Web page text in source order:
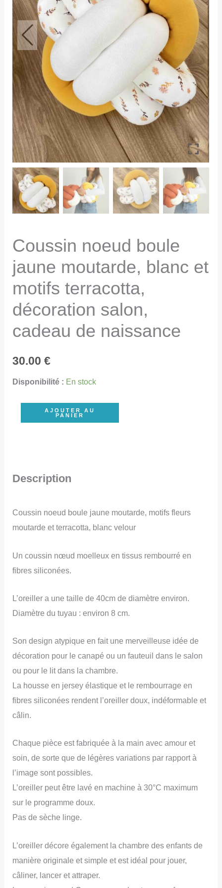
Coussin noeud boule
jaune moutarde, blanc et
motifs terracotta,
décoration salon,
cadeau de naissance
30.00€
Disponibilité : En stock
de
jaune
blanc
et
terracotta,
décoration
cadeau
de
AJOUTER AU
PANIER
Description
Coussin noeud boule jaune moutarde, motifs fleurs
moutarde et terracotta, blanc velour
Un coussin nœud moelleux en tissus rembourré en
fibres siliconées.
L’oreiller a une taille de 40cm de diamètre environ.
Diamètre du tuyau : environ 8 cm.
Son design atypique en fait une merveilleuse idée de
décoration pour le canapé ou un fauteuil dans le salon
ou pour le lit dans la chambre.
La housse en jersey élastique et le rembourrage en
fibres siliconées rendent l’oreiller doux, indéformable et
câlin.
Chaque pièce est fabriquée à la main avec amour et
soin, de sorte que de légères variations par rapport à
l’image sont possibles.
L’oreiller peut être lavé en machine à 30°C maximum
sur le programme doux.
Pas de sèche linge.
L’oreiller décore également la chambre des enfants de
manière originale et simple et est idéal pour jouer,
câliner, lancer et attraper.